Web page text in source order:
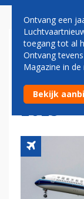
CHINA
2025
Ontvang een
toegang tot al
Ontvang
Magazine in
Bekijk